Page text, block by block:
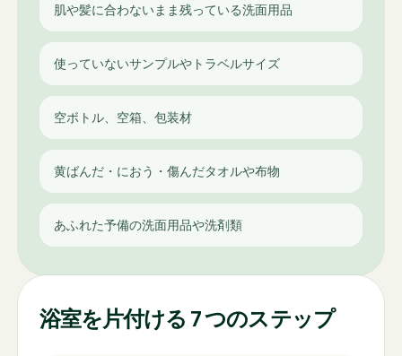
肌や髪に合わないまま残っている洗面用品
使っていないサンプルやトラベルサイズ
空ボトル、空箱、包装材
黄ばんだ・におう・傷んだタオルや布物
あふれた予備の洗面用品や洗剤類
浴室を片付ける 7 つのステップ